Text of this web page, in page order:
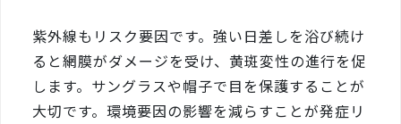
紫外線もリスク要因です。強い日差しを浴び続け
ると網膜がダメージを受け、黄斑変性の進行を促
します。サングラスや帽子で目を保護することが
大切です。環境要因の影響を減らすことが発症リ